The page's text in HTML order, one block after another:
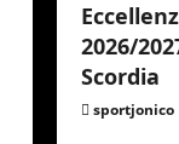
2026/
Scordia
sportjonico